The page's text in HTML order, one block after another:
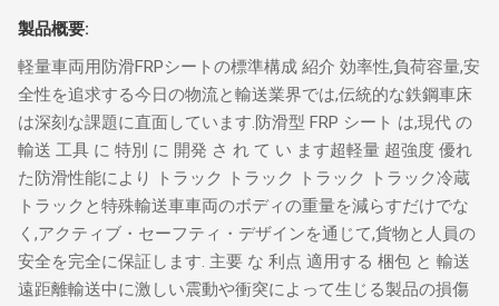
製品概要:
軽量車両用防滑FRPシートの標準構成 紹介 効率性,負荷容量,安
全性を追求する今日の物流と輸送業界では,伝統的な鉄鋼車床
は深刻な課題に直面しています.防滑型 FRP シート は,現代 の
輸送 工具 に 特別 に 開発 さ れ て い ます超軽量 超強度 優れ
た防滑性能により トラック トラック トラック トラック冷蔵
トラックと特殊輸送車車両のボディの重量を減らすだけでな
く,アクティブ・セーフティ・デザインを通じて,貨物と人員の
安全を完全に保証します. 主要 な 利点 適用する 梱包 と 輸送
遠距離輸送中に激しい震動や衝突によって生じる製品の損傷